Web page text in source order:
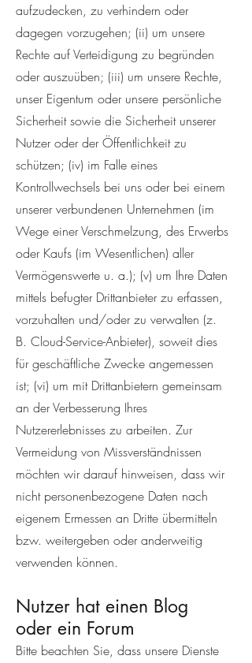
aufzudecken, zu verhindern oder
dagegen vorzugehen; (ii) um unsere
Rechte auf Verteidigung zu begründen
oder auszuüben; (iii) um unsere Rechte,
unser Eigentum oder unsere persönliche
Sicherheit sowie die Sicherheit unserer
Nutzer oder der Öffentlichkeit zu
schützen; (iv) im Falle eines
Kontrollwechsels bei uns oder bei einem
unserer verbundenen Unternehmen (im
Wege einer Verschmelzung, des Erwerbs
oder Kaufs (im Wesentlichen) aller
Vermögenswerte u. a.); (v) um Ihre Daten
mittels befugter Drittanbieter zu erfassen,
vorzuhalten und/oder zu verwalten (z.
B. Cloud-Service-Anbieter), soweit dies
für geschäftliche Zwecke angemessen
ist; (vi) um mit Drittanbietern gemeinsam
an der Verbesserung Ihres
Nutzererlebnisses zu arbeiten. Zur
Vermeidung von Missverständnissen
möchten wir darauf hinweisen, dass wir
nicht personenbezogene Daten nach
eigenem Ermessen an Dritte übermitteln
bzw. weitergeben oder anderweitig
verwenden können.
Nutzer hat einen Blog
oder ein Forum
Bitte beachten Sie, dass unsere Dienste